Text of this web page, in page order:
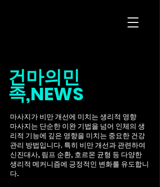
건마의민
족,NEWS
마사지가 비만 개선에 미치는 생리적 영향
마사지는 단순한 이완 기법을 넘어 인체의 생
리적 기능에 깊은 영향을 미치는 중요한 건강
관리 방법입니다. 특히 비만 개선과 관련하여
신진대사, 림프 순환, 호르몬 균형 등 다양한
생리적 메커니즘에 긍정적인 변화를 유도합니
다.